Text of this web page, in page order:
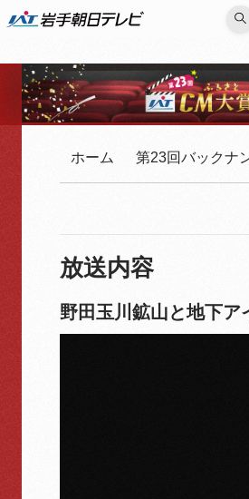
ホーム 第23回バックナ
放送内容
野田玉川鉱山と地下ア